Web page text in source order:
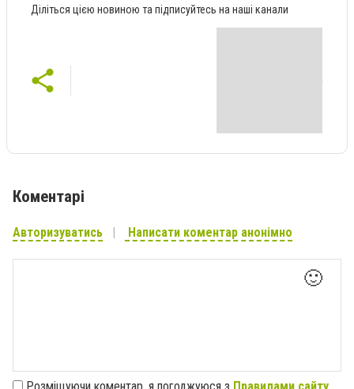
Діліться цією новиною та підписуйтесь на наші канали
Коментарі
Авторизуватись Написати коментар анонімно
🙂
Розміщуючи коментар, я погоджуюся з Правилами сайту